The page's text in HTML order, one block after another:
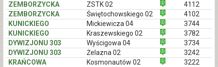
ZEMBORZYCKA
ZSTK 02
4112
ZEMBORZYCKA
Świętochowskiego 02
4102
KUNICKIEGO
Mickiewicza 04
3744
KUNICKIEGO
Kraszewskiego 02
3782
DYWIZJONU 303
Wyścigowa 04
3734
DYWIZJONU 303
Żelazna 02
3242
KRAŃCOWA
Kosmonautów 02
3222